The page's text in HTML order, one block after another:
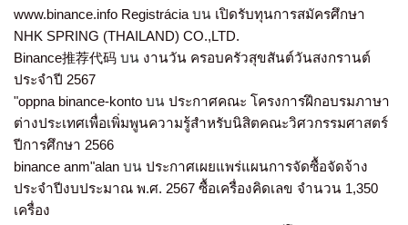
www.binance.info Registráciaบน เปิดรับทุนการสมัครศึกษา
NHK SPRING (THAILAND) CO.,LTD.
Binance推荐代码 บน งานวัน ครอบครัวสุขสันต์วันสงกรานต์
ประจำปี 2567
"oppna binance-konto บน ประกาศคณะ โครงการฝึกอบรมภาษา
ต่างประเทศเพื่อเพิ่มพูนความรู้สำหรับนิสิตคณะวิศวกรรมศาสตร์
ปีการศึกษา 2566
binance anm"alan บน ประกาศเผยแพร่แผนการจัดซื้อจัดจ้าง
ประจำปีงบประมาณ พ.ศ. 2567 ซื้อเครื่องคิดเลข จำนวน 1,350
เครื่อง